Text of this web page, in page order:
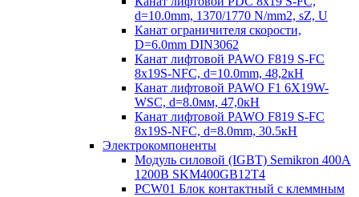
d=10.0mm, 1370/1770 N/mm2, sZ, U
Канат ограничителя скорости,
D=6.0mm DIN3062
Канат лифтовой PAWO F819 S-FC
8х19S-NFC, d=10.0mm, 48,2кН
Канат лифтовой PAWO F1 6X19W-
WSC, d=8.0мм, 47,0кН
Канат лифтовой PAWO F819 S-FC
8х19S-NFC, d=8.0mm, 30.5кН
Электрокомпоненты
Модуль силовой (IGBT) Semikron 400А
1200В SKM400GB12T4
PCW01 Блок контактный с клеммным